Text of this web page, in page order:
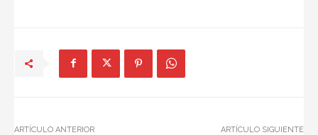
ARTÍCULO ANTERIOR ARTÍCULO SIGUIENTE